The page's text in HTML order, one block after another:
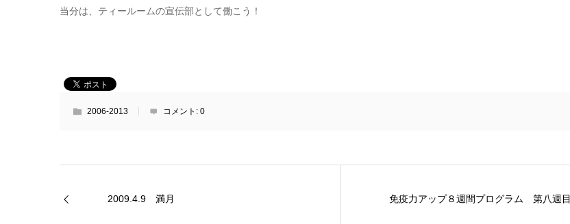
当分は、ティールームの宣伝部として働こう！
2006-2013 コメント: 0
2009.4.9 満月 免疫力アップ８週間プログラム 第八週目